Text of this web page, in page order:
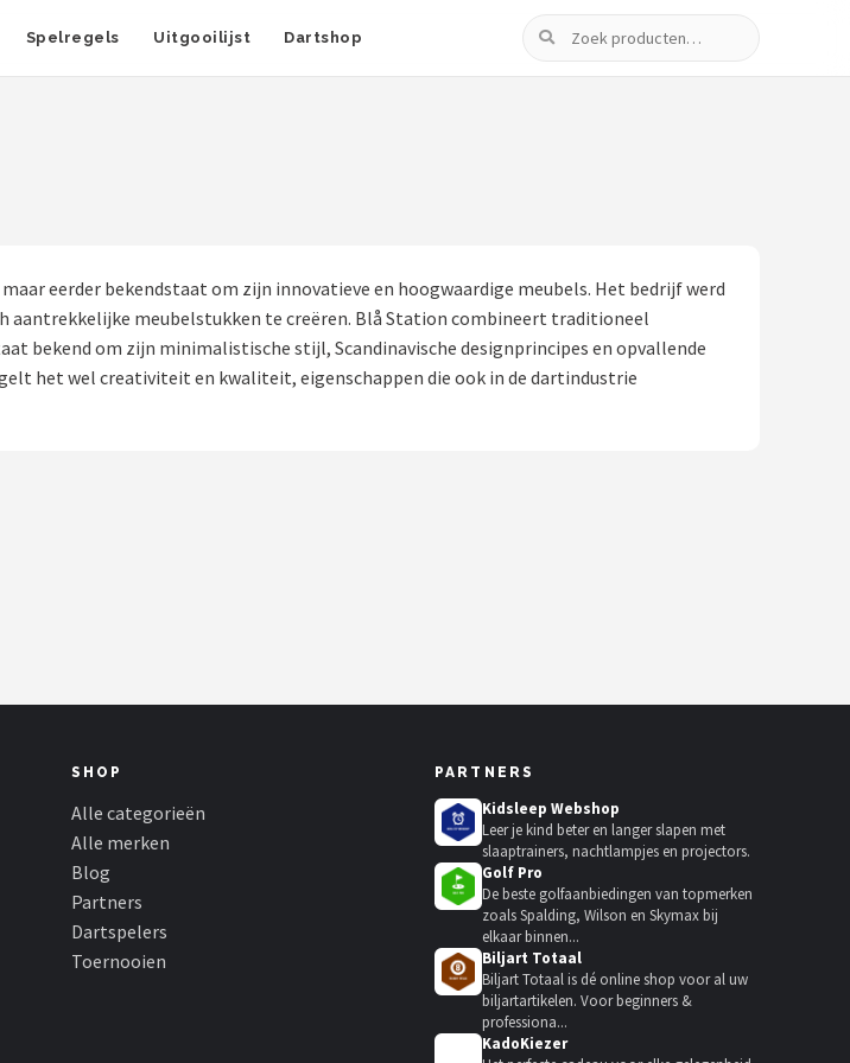
Spelregels Uitgooilijst Dartshop
Zoeken
eerder bekendstaat om zijn innovatieve en hoogwaardige meubels. Het bedrijf werd
aantrekkelijke meubelstukken te creëren. Blå Station combineert traditioneel
bekend om zijn minimalistische stijl, Scandinavische designprincipes en opvallende
het wel creativiteit en kwaliteit, eigenschappen die ook in de dartindustrie
SHOP
Alle categorieën
Alle merken
Blog
Partners
Dartspelers
Toernooien
PARTNERS
Kidsleep Webshop
Leer je kind beter en langer slapen met
slaaptrainers, nachtlampjes en projectors.
Golf Pro
De beste golfaanbiedingen van topmerken
zoals Spalding, Wilson en Skymax bij
elkaar binnen...
Biljart Totaal
Biljart Totaal is dé online shop voor al uw
biljartartikelen. Voor beginners &
professiona...
KadoKiezer